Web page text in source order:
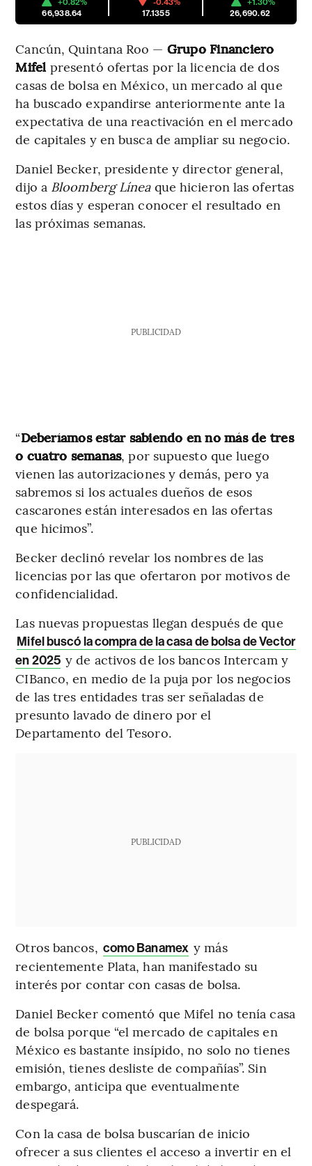
66,938.64
17.1355
26,690.62
Cancún, Quintana Roo — Grupo Financiero
Mifel presentó ofertas por la licencia de dos
casas de bolsa en México, un mercado al que
ha buscado expandirse anteriormente ante la
expectativa de una reactivación en el mercado
de capitales y en busca de ampliar su negocio.
Daniel Becker, presidente y director general,
dijo a Bloomberg Líneaque hicieron las ofertas
estos días y esperan conocer el resultado en
las próximas semanas.
PUBLICIDAD
“Deberíamos estar sabiendo en no más de tres
o cuatro semanas, por supuesto que luego
vienen las autorizaciones y demás, pero ya
sabremos si los actuales dueños de esos
cascarones están interesados en las ofertas
que hicimos”.
Becker declinó revelar los nombres de las
licencias por las que ofertaron por motivos de
confidencialidad.
Las nuevas propuestas llegan después de que
Mifel buscó la compra de la casa de bolsa de Vector
en 2025 y de activos de los bancos Intercam y
CIBanco, en medio de la puja por los negocios
de las tres entidades tras ser señaladas de
presunto lavado de dinero por el
Departamento del Tesoro.
PUBLICIDAD
Otros bancos, como Banamex y más
recientemente Plata, han manifestado su
interés por contar con casas de bolsa.
Daniel Becker comentó que Mifel no tenía casa
de bolsa porque “el mercado de capitales en
México es bastante insípido, no solo no tienes
emisión, tienes desliste de compañías”. Sin
embargo, anticipa que eventualmente
despegará.
Con la casa de bolsa buscarían de inicio
ofrecer a sus clientes el acceso a invertir en el